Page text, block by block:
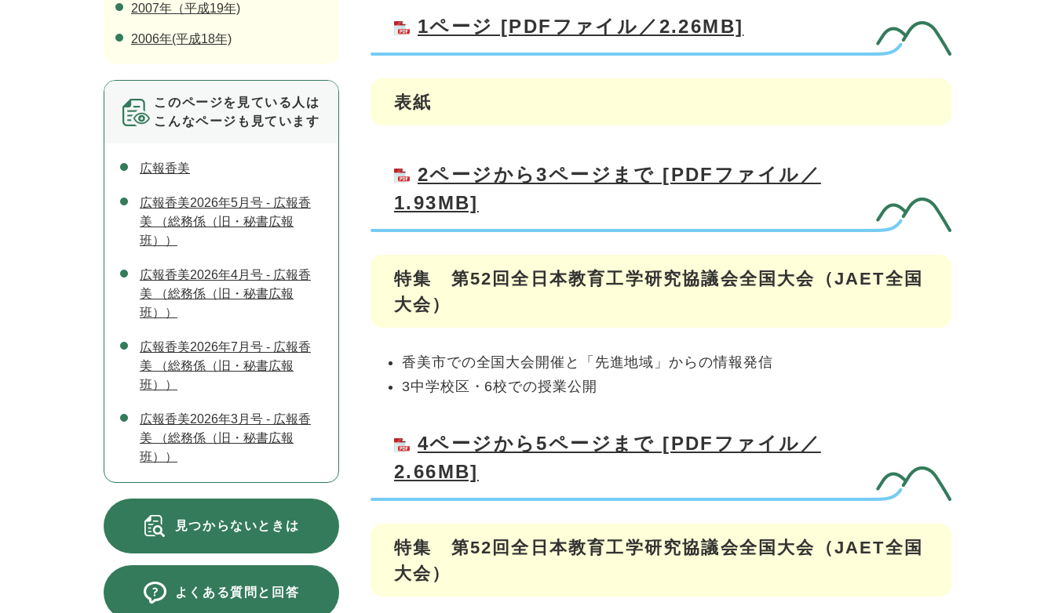
1ページ [PDFファイル／2.26MB]
表紙
2ページから3ページまで [PDFファイル／
1.93MB]
特集 第52回全日本教育工学研究協議会全国大会（JAET全国
大会）
香美市での全国大会開催と「先進地域」からの情報発信
3中学校区・6校での授業公開
4ページから5ページまで [PDFファイル／
2.66MB]
特集 第52回全日本教育工学研究協議会全国大会（JAET全国
大会）
2007年（平成19年)
2006年(平成18年)
このページを見ている人は
こんなページも見ています
広報香美
広報香美2026年5月号 - 広報香
美 （総務係（旧・秘書広報
班））
広報香美2026年4月号 - 広報香
美 （総務係（旧・秘書広報
班））
広報香美2026年7月号 - 広報香
美 （総務係（旧・秘書広報
班））
広報香美2026年3月号 - 広報香
美 （総務係（旧・秘書広報
班））
見つからないときは
よくある質問と回答